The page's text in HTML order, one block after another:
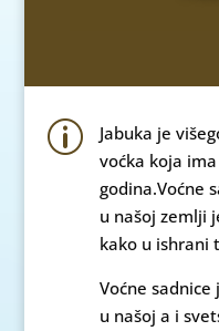
p
Jabuka je
voćka koja
godina.Voćne
u našoj zemlji
kako u ishrani
Voćne
u našoj a i